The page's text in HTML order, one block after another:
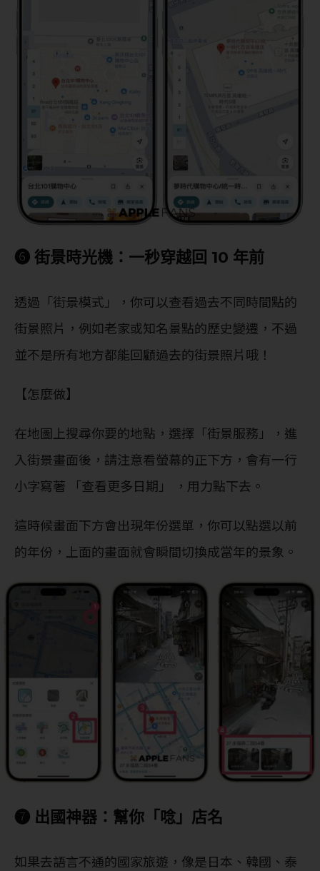
❻ 街景時光機：一秒穿越回 10 年前
透過「街景模式」，你可以查看過去不同時間點的
街景照片，例如老家或知名景點的歷史變遷，不過
並不是所有地方都能回顧過去的街景照片哦！
【怎麼做】
在地圖上搜尋你要的地點，選擇「街景服務」，進
入街景畫面後，請注意看螢幕的正下方，會有一行
小字寫著 「查看更多日期」 ，用力點下去。
這時候畫面下方會出現年份選單，你可以點選以前
的年份，上面的畫面就會瞬間切換成當年的景象。
❼ 出國神器：幫你「唸」店名
如果去語言不通的國家旅遊，像是日本、韓國、泰